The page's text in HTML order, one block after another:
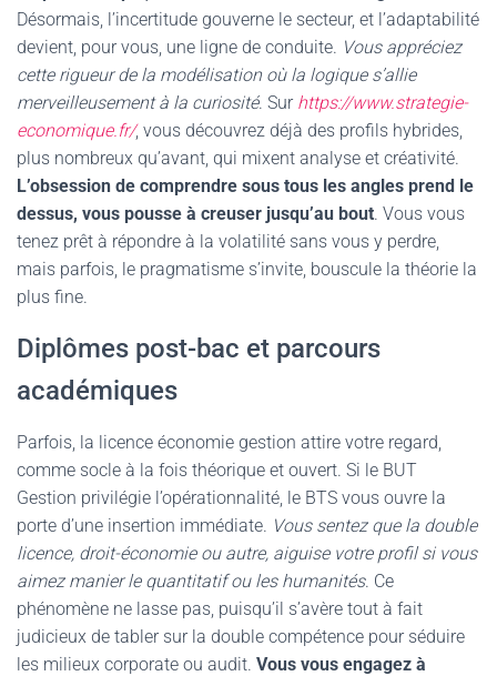
Désormais, l’incertitude gouverne le secteur, et l’adaptabilité
devient, pour vous, une ligne de conduite. Vous appréciez
cette rigueur de la modélisation où la logique s’allie
merveilleusement à la curiosité. Sur https://www.strategie-
economique.fr/, vous découvrez déjà des profils hybrides,
plus nombreux qu’avant, qui mixent analyse et créativité.
L’obsession de comprendre sous tous les angles prend le
dessus, vous pousse à creuser jusqu’au bout. Vous vous
tenez prêt à répondre à la volatilité sans vous y perdre,
mais parfois, le pragmatisme s’invite, bouscule la théorie la
plus fine.
Diplômes post-bac et parcours
académiques
Parfois, la licence économie gestion attire votre regard,
comme socle à la fois théorique et ouvert. Si le BUT
Gestion privilégie l’opérationnalité, le BTS vous ouvre la
porte d’une insertion immédiate. Vous sentez que la double
licence, droit-économie ou autre, aiguise votre profil si vous
aimez manier le quantitatif ou les humanités. Ce
phénomène ne lasse pas, puisqu’il s’avère tout à fait
judicieux de tabler sur la double compétence pour séduire
les milieux corporate ou audit. Vous vous engagez à